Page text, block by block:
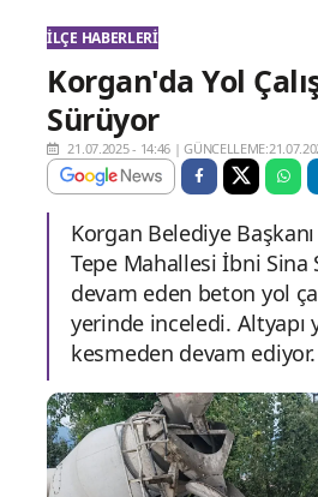
İLÇE HABERLERI
Korgan'da Yol
Sürüyor
21.07.2025 - 14:46 |
Korgan Belediye
Tepe Mahallesi İbni Sina
devam eden beton yol
yerinde inceledi. Altyapı
kesmeden devam ediyor.